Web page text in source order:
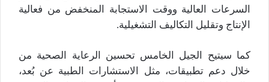
السرعات العالية ووقت الاستجابة المنخفض من فعالية
الإنتاج وتقليل التكاليف التشغيلية.
كما سيتيح الجيل الخامس تحسين الرعاية الصحية من
خلال دعم تطبيقات، مثل الاستشارات الطبية عن بُعد،